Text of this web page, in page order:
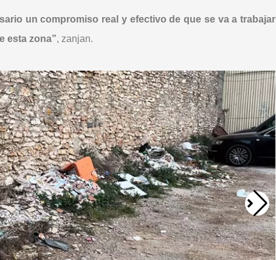
un compromiso real y efectivo de que se va a trabajar
esta zona”, zanjan.